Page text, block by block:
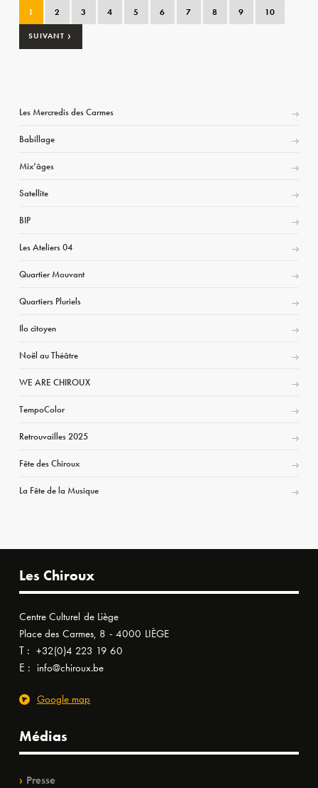
1 2 3 4 5 6 7 8 9 10
SUIVANT ›
Les Mercredis des Carmes
Babillage
Mix’âges
Satellite
BIP
Les Ateliers 04
Quartier Mouvant
Quartiers Pluriels
Ilo citoyen
Noël au Théâtre
WE ARE CHIROUX
TempoColor
Retrouvailles 2025
Fête des Chiroux
La Fête de la Musique
Les Chiroux
Centre Culturel de Liège
Place des Carmes, 8 - 4000 LIÈGE
T : +32(0)4 223 19 60
E : info@chiroux.be
Google map
Médias
Presse